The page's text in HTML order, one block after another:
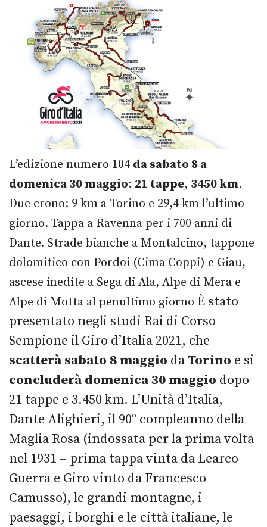
L’edizione numero 104 da sabato 8 a
domenica 30 maggio: 21 tappe, 3450 km.
Due crono: 9 km a Torino e 29,4 km l’ultimo
giorno. Tappa a Ravenna per i 700 anni di
Dante. Strade bianche a Montalcino, tappone
dolomitico con Pordoi (Cima Coppi) e Giau,
ascese inedite a Sega di Ala, Alpe di Mera e
Alpe di Motta al penultimo giorno È stato
presentato negli studi Rai di Corso
Sempione il Giro d’Italia 2021, che
scatterà sabato 8 maggio daTorino e si
concluderà domenica 30 maggio dopo
21 tappe e 3.450 km. L’Unità d’Italia,
Dante Alighieri, il 90° compleanno della
Maglia Rosa (indossata per la prima volta
nel 1931 – prima tappa vinta da Learco
Guerra e Giro vinto da Francesco
Camusso), le grandi montagne, i
paesaggi, i borghi e le città italiane, le